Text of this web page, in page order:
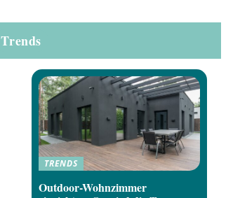
Trends
TRENDS
Outdoor-Wohnzimmer